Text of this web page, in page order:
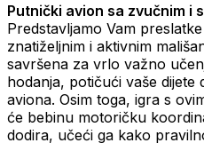
Putnički avion sa zvučnim i
Predstavljamo Vam
znatiželjnim i aktivnim
savršena za vrlo važno
hodanja, potičući vaše dijete
aviona. Osim toga, igra s
će bebinu motoričku
dodira, učeći ga kako